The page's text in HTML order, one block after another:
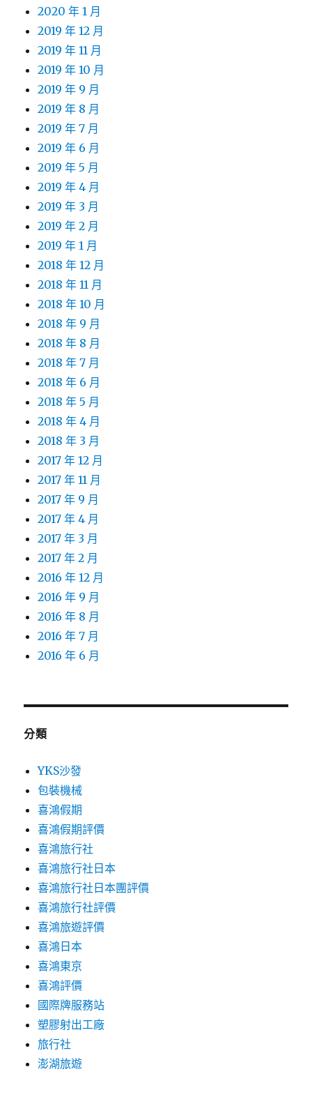
2020 年 1 月
2019 年 12 月
2019 年 11 月
2019 年 10 月
2019 年 9 月
2019 年 8 月
2019 年 7 月
2019 年 6 月
2019 年 5 月
2019 年 4 月
2019 年 3 月
2019 年 2 月
2019 年 1 月
2018 年 12 月
2018 年 11 月
2018 年 10 月
2018 年 9 月
2018 年 8 月
2018 年 7 月
2018 年 6 月
2018 年 5 月
2018 年 4 月
2018 年 3 月
2017 年 12 月
2017 年 11 月
2017 年 9 月
2017 年 4 月
2017 年 3 月
2017 年 2 月
2016 年 12 月
2016 年 9 月
2016 年 8 月
2016 年 7 月
2016 年 6 月
分類
YKS沙發
包裝機械
喜鴻假期
喜鴻假期評價
喜鴻旅行社
喜鴻旅行社日本
喜鴻旅行社日本團評價
喜鴻旅行社評價
喜鴻旅遊評價
喜鴻日本
喜鴻東京
喜鴻評價
國際牌服務站
塑膠射出工廠
旅行社
澎湖旅遊